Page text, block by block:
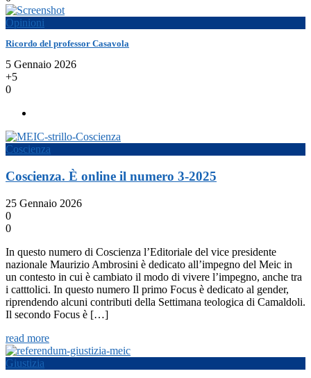
Opinioni
Ricordo del professor Casavola
5 Gennaio 2026
+5
0
Coscienza
Coscienza. È online il numero 3-2025
25 Gennaio 2026
0
0
In questo numero di Coscienza l’Editoriale del vice presidente
nazionale Maurizio Ambrosini è dedicato all’impegno del Meic in
un contesto in cui è cambiato il modo di vivere l’impegno, anche tra
i catttolici. In questo numero Il primo Focus è dedicato al gender,
riprendendo alcuni contributi della Settimana teologica di Camaldoli.
Il secondo Focus è […]
read more
Giustizia